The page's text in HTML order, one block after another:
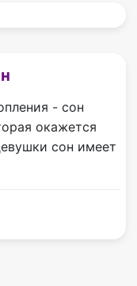
- сон
окажется
сон имеет